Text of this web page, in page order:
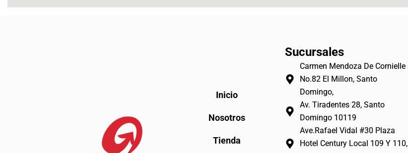
Inicio
Nosotros
Tienda
Sucursales
Carmen Mendoza De Cornielle
No.82 El Millon, Santo
Domingo,
Av. Tiradentes 28, Santo
Domingo 10119
Ave.Rafael Vidal #30 Plaza
Hotel Century Local 109 Y 110,